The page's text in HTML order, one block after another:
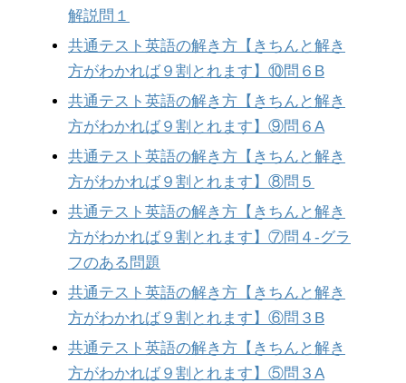
解説問１
共通テスト英語の解き方【きちんと解き
方がわかれば９割とれます】⑩問６B
共通テスト英語の解き方【きちんと解き
方がわかれば９割とれます】⑨問６A
共通テスト英語の解き方【きちんと解き
方がわかれば９割とれます】⑧問５
共通テスト英語の解き方【きちんと解き
方がわかれば９割とれます】⑦問４-グラ
フのある問題
共通テスト英語の解き方【きちんと解き
方がわかれば９割とれます】⑥問３B
共通テスト英語の解き方【きちんと解き
方がわかれば９割とれます】⑤問３A